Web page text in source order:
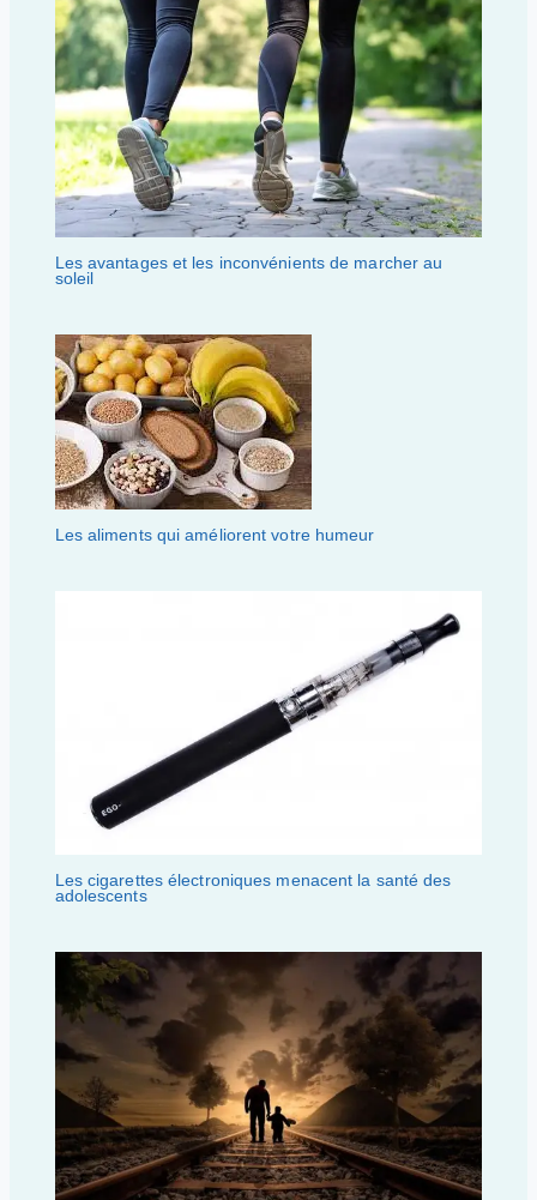
Les avantages et les inconvénients de marcher au
soleil
Les aliments qui améliorent votre humeur
Les cigarettes électroniques menacent la santé des
adolescents